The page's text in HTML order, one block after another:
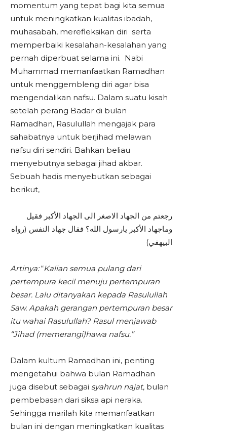
momentum yang tepat bagi kita semua
untuk meningkatkan kualitas ibadah,
muhasabah, merefleksikan diri serta
memperbaiki kesalahan-kesalahan yang
pernah diperbuat selama ini. Nabi
Muhammad memanfaatkan Ramadhan
untuk menggembleng diri agar bisa
mengendalikan nafsu. Dalam suatu kisah
setelah perang Badar di bulan
Ramadhan, Rasulullah mengajak para
sahabatnya untuk berjihad melawan
nafsu diri sendiri. Bahkan beliau
menyebutnya sebagai jihad akbar.
Sebuah hadis menyebutkan sebagai
berikut,
رجعتم من الجهاد الاصغر الى الجهاد الأكبر فقيل
وماجهاد الأكبر يارسول الله؟ فقال جهاد النفس (رواه
البيهقي)
Artinya:“Kalian semua pulang dari
pertempura kecil menuju pertempuran
besar. Lalu ditanyakan kepada Rasulullah
Saw. Apakah gerangan pertempuran besar
itu wahai Rasulullah? Rasul menjawab
“Jihad (memerangi)hawa nafsu.”
Dalam kultum Ramadhan ini, penting
mengetahui bahwa bulan Ramadhan
juga disebut sebagai syahrun najat, bulan
pembebasan dari siksa api neraka.
Sehingga marilah kita memanfaatkan
bulan ini dengan meningkatkan kualitas